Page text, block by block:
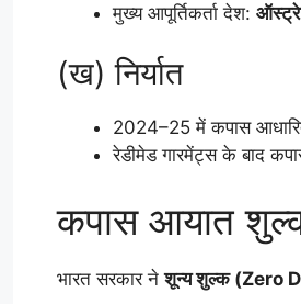
मुख्य आपूर्तिकर्ता देश:
(ख) निर्यात
2024–25 में कपास
रेडीमेड गारमेंट्स के बाद
कपास आयात
भारत सरकार नेशून्य शुल्क (Zero